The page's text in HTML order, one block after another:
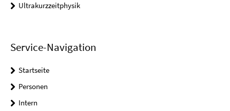
Ultrakurzzeitphysik
Service-Navigation
Startseite
Personen
Intern